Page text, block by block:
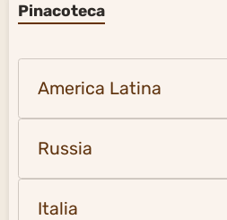
Pinacoteca
America Latina
Russia
Italia